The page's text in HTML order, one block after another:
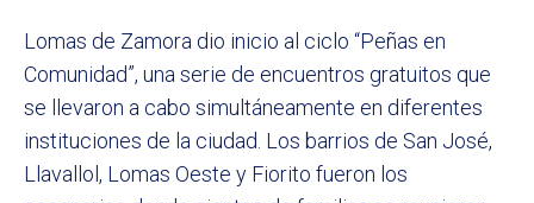
Lomas de Zamora dio inicio al ciclo “Peñas en
Comunidad”, una serie de encuentros gratuitos que
se llevaron a cabo simultáneamente en diferentes
instituciones de la ciudad. Los barrios de San José,
Llavallol, Lomas Oeste y Fiorito fueron los